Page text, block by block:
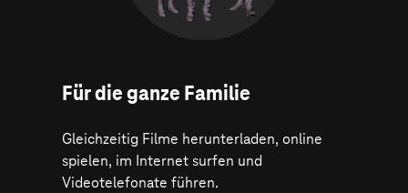
Für die ganze Familie
Gleichzeitig Filme herunterladen, online
spielen, im Internet surfen und
Videotelefonate führen.